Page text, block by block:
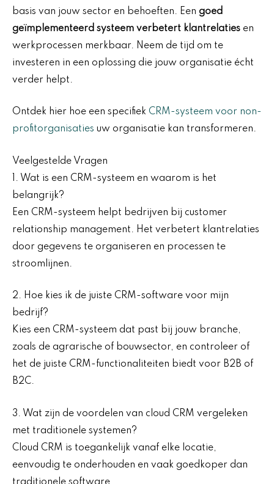
basis van jouw sector en behoeften. Een goed
geïmplementeerd systeem verbetert klantrelaties en
werkprocessen merkbaar. Neem de tijd om te
investeren in een oplossing die jouw organisatie écht
verder helpt.
Ontdek hier hoe een specifiek CRM-systeem voor non-
profitorganisaties uw organisatie kan transformeren.
Veelgestelde Vragen
1. Wat is een CRM-systeem en waarom is het
belangrijk?
Een CRM-systeem helpt bedrijven bij customer
relationship management. Het verbetert klantrelaties
door gegevens te organiseren en processen te
stroomlijnen.
2. Hoe kies ik de juiste CRM-software voor mijn
bedrijf?
Kies een CRM-systeem dat past bij jouw branche,
zoals de agrarische of bouwsector, en controleer of
het de juiste CRM-functionaliteiten biedt voor B2B of
B2C.
3. Wat zijn de voordelen van cloud CRM vergeleken
met traditionele systemen?
Cloud CRM is toegankelijk vanaf elke locatie,
eenvoudig te onderhouden en vaak goedkoper dan